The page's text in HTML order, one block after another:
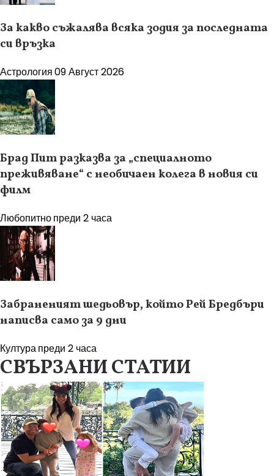
За какво съжалява всяка зодия за последната
си връзка
Астрология09 Август 2026
Брад Пит разказва за „специалното
преживяване“ с необичаен колега в новия си
филм
Любопитнопреди 2 часа
Забраненият шедьовър, който Рей Бредбъри
написва само за 9 дни
Културапреди 2 часа
СВЪРЗАНИ СТАТИИ